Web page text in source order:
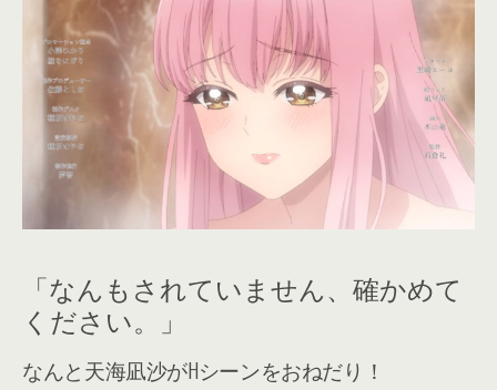
「なんもされていません、確かめて
ください。」
なんと天海凪沙がHシーンをおねだり！